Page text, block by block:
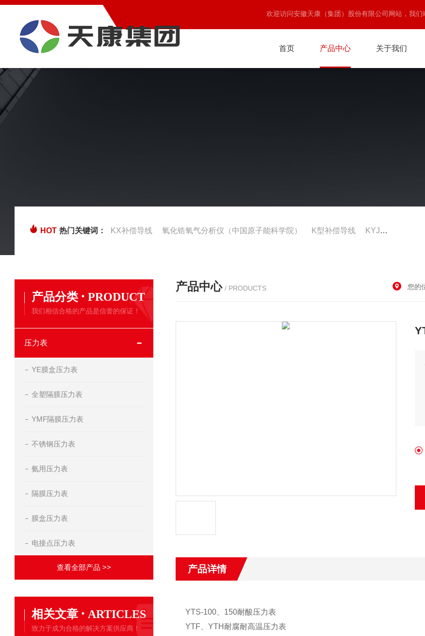
欢迎访问安徽天康（集团）股份有限公司网站，我们
首页 产品中心 关于我们
HOT 热门关键词： KX补偿导线 氧化锆氧气分析仪（中国原子能科学院） K型补偿导线 KYJV22控制电缆供应
产品分类 · PRODUCT
我们相信合格的产品是信誉的保证！
压力表
YE膜盒压力表
全塑隔膜压力表
YMF隔膜压力表
不锈钢压力表
氨用压力表
隔膜压力表
膜盒压力表
电接点压力表
查看全部产品 >>
相关文章 · ARTICLES
致力于成为合格的解决方案供应商！
产品中心 / PRODUCTS 您的
产品详情
YTS-100、150耐酸压力表
YTF、YTH耐腐耐高温压力表